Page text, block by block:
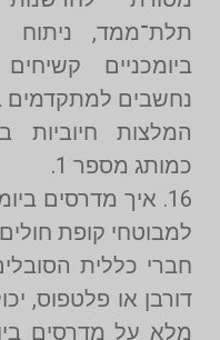
ביומכניים
נחשבים למתקדמים
כמותג מספר 1.
16. איך מדרסים
למבוטחי קופת
חברי כללית
דורבן או פלטפוס,
מלא על מדרסים